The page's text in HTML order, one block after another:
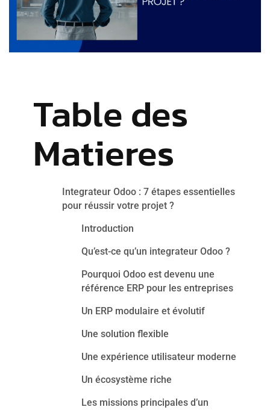
Table des
Matieres
Integrateur Odoo : 7 étapes essentielles
pour réussir votre projet ?
Introduction
Qu’est-ce qu’un integrateur Odoo ?
Pourquoi Odoo est devenu une
référence ERP pour les entreprises
Un ERP modulaire et évolutif
Une solution flexible
Une expérience utilisateur moderne
Un écosystème riche
Les missions principales d’un